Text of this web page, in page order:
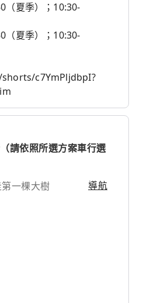
（夏季）；10:30-
（夏季）；10:30-
c7YmPljdbpI?
請依照所選方案車行選
一棵大樹 導航